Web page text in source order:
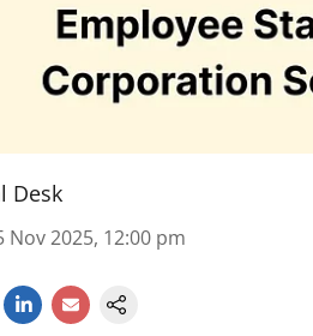
Desk
Nov 2025, 12:00 pm